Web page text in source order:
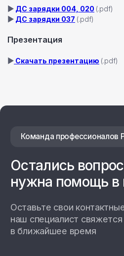
▶ ДС зарядки 004, 020 (.pdf)
▶ ДС зарядки 037 (.pdf)
Презентация
▶ Скачать презентацию (.pdf)
+7 (812) 493 46 90
+7 (911) 22 00 506
192102, г. Санкт-Петербург,
Набережная Реки Волковки, д.7
Всепогодные станции
Хиты продаж
Настенные станции